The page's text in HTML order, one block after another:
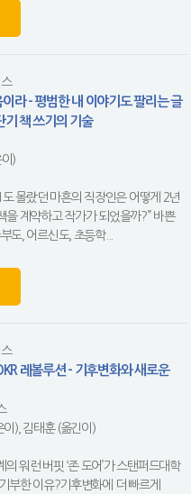
라 - 평범한 내 이야기도 팔리는 글
기 책 쓰기의 기술
)
도 몰랐던 마흔의 직장인은 어떻게 2년
을 계약하고 작가가 되었을까?” 바쁜
도, 어르신도, 초등학...
레볼루션 - 기후변화와 새로운
이), 김태훈 (옮긴이)
의 워런 버핏 ‘존 도어’가 스탠퍼드대학
부한 이유?기후변화에 더 빠르게